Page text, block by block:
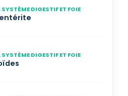
DIGESTIF ET FOIE
DIGESTIF ET FOIE